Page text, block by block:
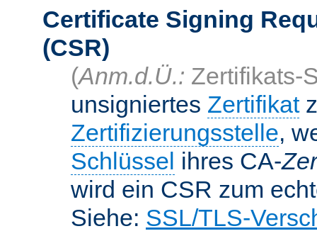
Certificate Signing
(CSR)
(Anm.d.Ü.: Zertifikats-
unsigniertes Zertifikat
Zertifizierungsstelle,
Schlüssel ihres CA-
wird ein CSR zum
Siehe: SSL/TLS-